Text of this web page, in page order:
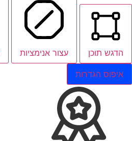
הדגש תוכן עצור אנימציות
איפוס הגדרות